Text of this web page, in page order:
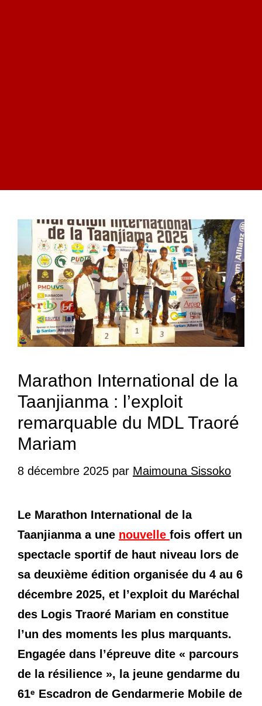
Marathon International de la
Taanjianma : l’exploit
remarquable du MDL Traoré
Mariam
8 décembre 2025 par Maimouna Sissoko
Le Marathon International de la
Taanjianma a une nouvelle fois offert un
spectacle sportif de haut niveau lors de
sa deuxième édition organisée du 4 au 6
décembre 2025, et l’exploit du Maréchal
des Logis Traoré Mariam en constitue
l’un des moments les plus marquants.
Engagée dans l’épreuve dite « parcours
de la résilience », la jeune gendarme du
61ᵉ Escadron de Gendarmerie Mobile de